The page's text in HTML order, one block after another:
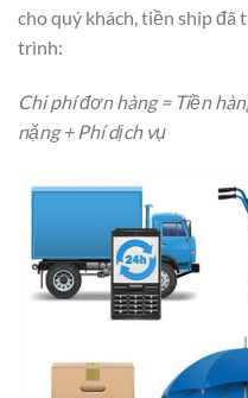
cho quý khách, tiền ship đã
trình:
Chi phí đơn hàng = Tiền
nặng + Phí dịch vụ